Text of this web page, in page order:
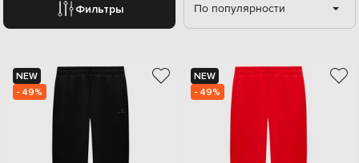
Фильтры По популярности
NEW
- 49%
NEW
- 49%